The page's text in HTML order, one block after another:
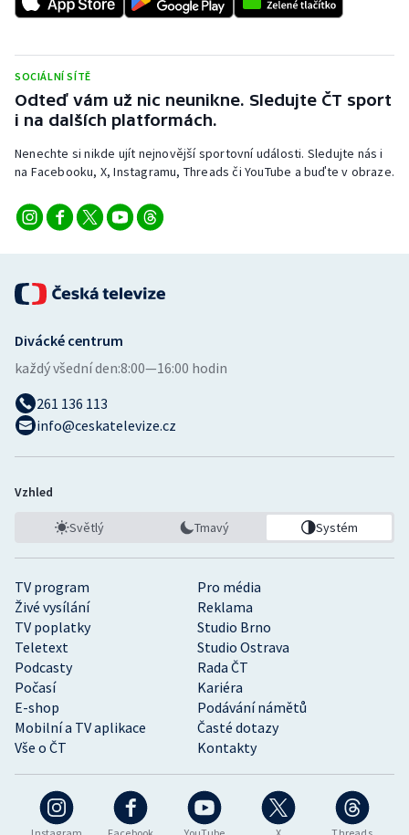
Triatlon
Veslování
Vodní slalom
Volejbal
Ostatní
SOCIÁLNÍ SÍTĚ
Odteď vám už nic neunikne. Sledujte ČT sport
i na dalších platformách.
Nenechte si nikde ujít nejnovější sportovní události. Sledujte nás i
na Facebooku, X, Instagramu, Threads či YouTube a buďte v obraze.
TV program
Pro média
Živé vysílání
Reklama
TV poplatky
Studio Brno
Teletext
Studio Ostrava
Podcasty
Rada ČT
Počasí
Kariéra
E-shop
Podávání námětů
Mobilní a TV aplikace
Časté dotazy
Vše o ČT
Kontakty
Divácké centrum
každý všední den:8:00—16:00 hodin
261 136 113
info@ceskatelevize.cz
Vzhled
Světlý Tmavý Systém